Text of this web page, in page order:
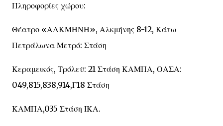
Πληροφορίες χώρου:
Θέατρο «ΑΛΚΜΗΝΗ», Αλκμήνης 8-12, Κάτω
Πετράλωνα Μετρό: Στάση
Κεραμεικός, Τρόλεϋ: 21 Στάση ΚΑΜΠΑ, ΟΑΣΑ:
049,815,838,914,Γ18 Στάση
ΚΑΜΠΑ,035 Στάση ΙΚΑ.